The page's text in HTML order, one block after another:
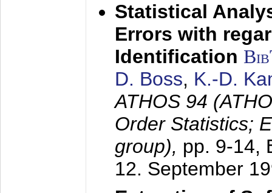
Statistical
Errors with
Identification
D. Boss, K.-D.
ATHOS 94
Order Statistics;
group), pp. 9-14,
12. September